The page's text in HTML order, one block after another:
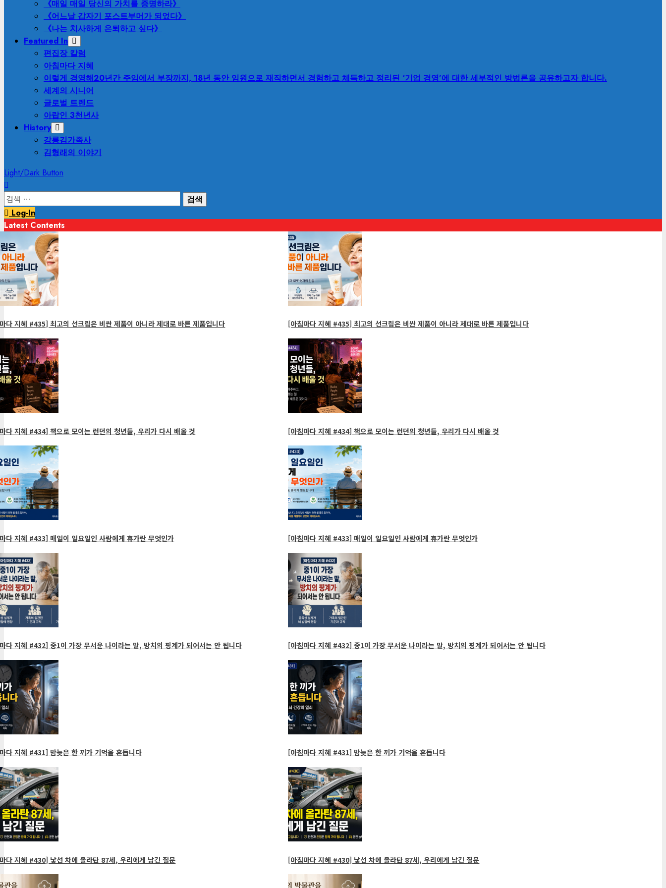
《매일 매일 당신의 가치를 증명하라》
《어느날 갑자기 포스트부머가 되었다》
《나는 치사하게 은퇴하고 싶다》
Featured In
편집장 칼럼
아침마다 지혜
이렇게 경영해20년간 주임에서 부장까지, 18년 동안 임원으로 재직하면서 경험하고 체득하고 정리된 ‘기업 경영’에 대한 세부적인 방법론을 공유하고자 합니다.
세계의 시니어
글로벌 트렌드
아랍인 3천년사
History
강릉김가족사
김형래의 이야기
Light/Dark Button
검
색:Log-In
Latest Contents
지혜 #435] 최고의 선크림은 비싼 제품이 아니라 제대로 바른 제품입니다
지혜 #434] 책으로 모이는 런던의 청년들, 우리가 다시 배울 것
지혜 #433] 매일이 일요일인 사람에게 휴가란 무엇인가
지혜 #432] 중1이 가장 무서운 나이라는 말, 방치의 핑계가 되어서는 안 됩니다
지혜 #431] 밤늦은 한 끼가 기억을 흔듭니다
다 지혜 #430] 낯선 차에 올라탄 87세, 우리에게 남긴 질문
[아침마다 지혜 #435] 최고의 선크림은 비싼 제품이 아니라 제대로 바른 제품입니다
[아침마다 지혜 #434] 책으로 모이는 런던의 청년들, 우리가 다시 배울 것
[아침마다 지혜 #433] 매일이 일요일인 사람에게 휴가란 무엇인가
[아침마다 지혜 #432] 중1이 가장 무서운 나이라는 말, 방치의 핑계가 되어서는 안 됩니다
[아침마다 지혜 #431] 밤늦은 한 끼가 기억을 흔듭니다
[아침마다 지혜 #430] 낯선 차에 올라탄 87세, 우리에게 남긴 질문